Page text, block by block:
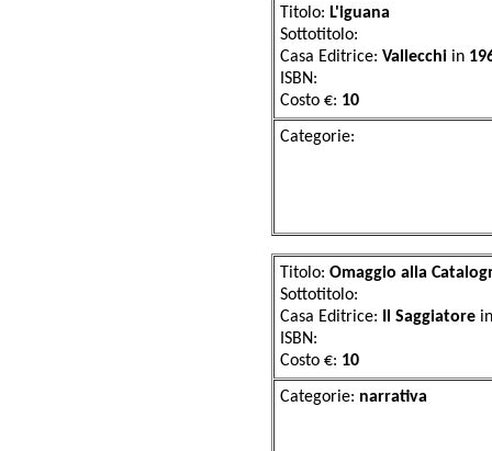
Titolo: L'iguana
Sottotitolo:
Casa Editrice: Vallecchi in
ISBN:
Costo €: 10
Titolo: Omaggio alla
Sottotitolo:
Casa Editrice:
Il Saggiatore
ISBN:
Costo €: 10
Categorie: